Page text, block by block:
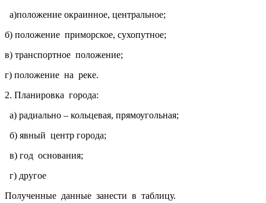
а)положение окраинное, центральное;
б) положение приморское, сухопутное;
в) транспортное положение;
г) положение на реке.
2. Планировка города:
а) радиально – кольцевая, прямоугольная;
б) явный центр города;
в) год основания;
г) другое
Полученные данные занести в таблицу.